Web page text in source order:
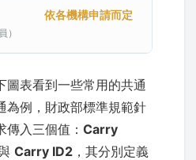
）
依各機構申請而定
圖表看到一些常用的共通
為例，財政部標準規範針
入三個值： Carry
Carry ID2 ，其分別定義